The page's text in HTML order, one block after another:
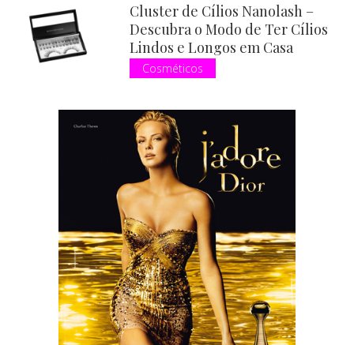
Cluster de Cílios Nanolash –
Descubra o Modo de Ter Cílios
Lindos e Longos em Casa
Cosméticos